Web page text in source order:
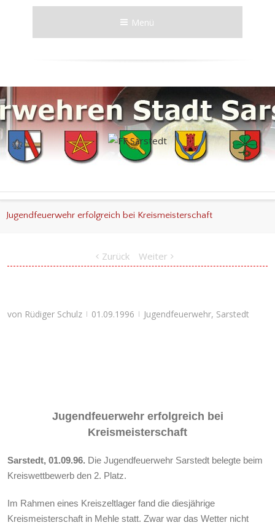
Menü
Jugendfeuerwehr erfolgreich bei Kreismeisterschaft
Zurück Weiter
von Rüdiger Schulz | 01.09.1996 | Jugendfeuerwehr, Sarstedt
Jugendfeuerwehr erfolgreich bei
Kreismeisterschaft
Sarstedt, 01.09.96. Die Jugendfeuerwehr Sarstedt belegte beim
Kreiswettbewerb den 2. Platz.
Im Rahmen eines Kreiszeltlager fand die diesjährige
Kreismeisterschaft in Mehle statt. Zwar war das Wetter nicht